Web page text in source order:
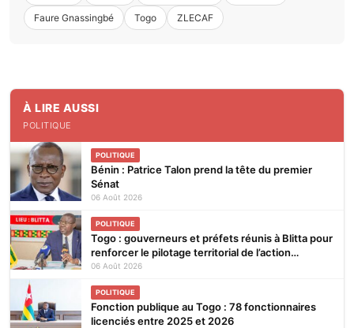
Faure Gnassingbé Togo ZLECAF
À LIRE AUSSI
POLITIQUE
POLITIQUE
Bénin : Patrice Talon prend la tête du premier
Sénat
06 Août 2026
POLITIQUE
Togo : gouverneurs et préfets réunis à Blitta pour
renforcer le pilotage territorial de l’action
publique
06 Août 2026
POLITIQUE
Fonction publique au Togo : 78 fonctionnaires
licenciés entre 2025 et 2026